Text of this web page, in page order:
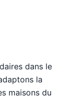
dans le
la
maisons du